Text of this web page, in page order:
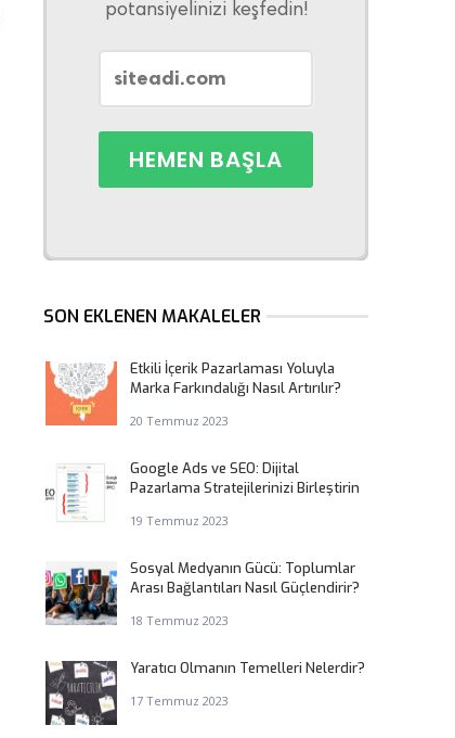
potansiyelinizi keşfedin!
SON EKLENEN MAKALELER
Etkili İçerik Pazarlaması Yoluyla
Marka Farkındalığı Nasıl Artırılır?
20 Temmuz 2023
Google Ads ve SEO: Dijital
Pazarlama Stratejilerinizi Birleştirin
19 Temmuz 2023
Sosyal Medyanın Gücü: Toplumlar
Arası Bağlantıları Nasıl Güçlendirir?
18 Temmuz 2023
Yaratıcı Olmanın Temelleri Nelerdir?
17 Temmuz 2023